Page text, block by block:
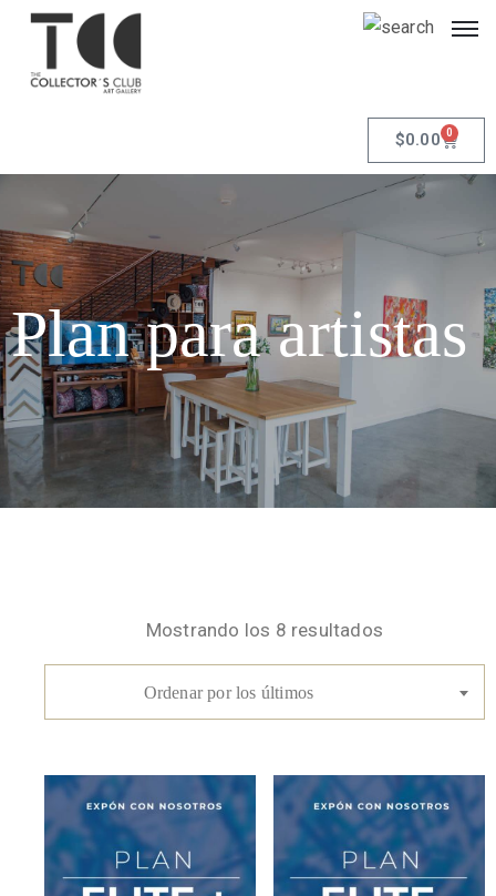
$0.00 0
Plan para artistas
Mostrando los 8 resultados
Ordenar por los últimos